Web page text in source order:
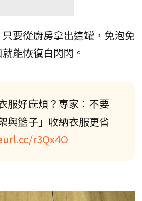
要從廚房拿出這罐，免泡免
能恢復白閃閃。
服好麻煩？專家：不要
與籃子」收納衣服更省
r3Qx4O